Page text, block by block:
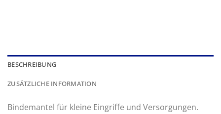
BESCHREIBUNG
ZUSÄTZLICHE INFORMATION
Bindemantel für kleine Eingriffe und Versorgungen.